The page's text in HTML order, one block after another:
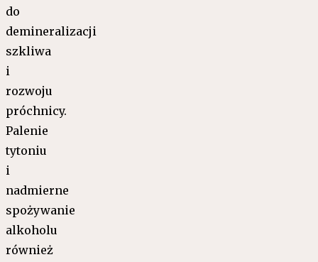
do
demineralizacji
szkliwa
i
rozwoju
próchnicy.
Palenie
tytoniu
i
nadmierne
spożywanie
alkoholu
również